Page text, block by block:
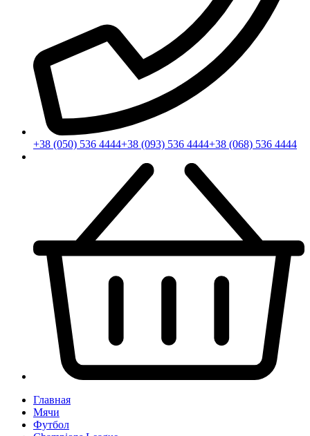
+38 (050) 536 4444+38 (093) 536 4444+38 (068) 536 4444
Главная
Мячи
Футбол